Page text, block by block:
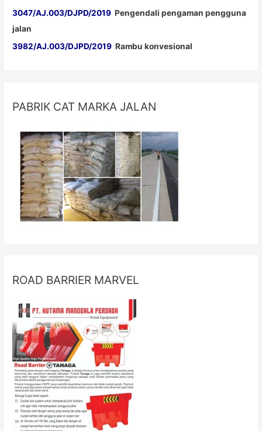
3047/AJ.003/DJPD/2019 Pengendali pengaman pengguna
jalan
3982/AJ.003/DJPD/2019 Rambu konvesional
PABRIK CAT MARKA JALAN
ROAD BARRIER MARVEL